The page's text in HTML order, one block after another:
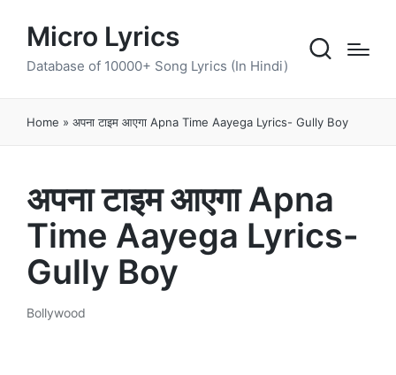
Micro Lyrics
Database of 10000+ Song Lyrics (In Hindi)
Home » अपना टाइम आएगा Apna Time Aayega Lyrics- Gully Boy
अपना टाइम आएगा Apna
Time Aayega Lyrics-
Gully Boy
Posted
Bollywood